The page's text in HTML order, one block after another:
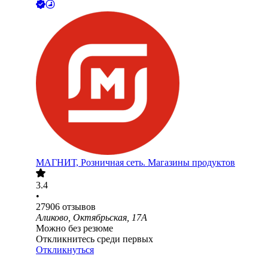
МАГНИТ, Розничная сеть. Магазины продуктов
3.4
•
27906 отзывов
Аликово, Октябрьская, 17А
Можно без резюме
Откликнитесь среди первых
Откликнуться